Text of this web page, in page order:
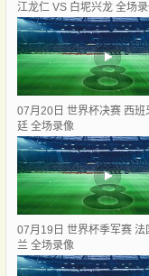
江龙仁 VS 白坭兴龙 全场
07月20日 世界杯决赛 西班
廷 全场录像
07月19日 世界杯季军赛 法
兰 全场录像